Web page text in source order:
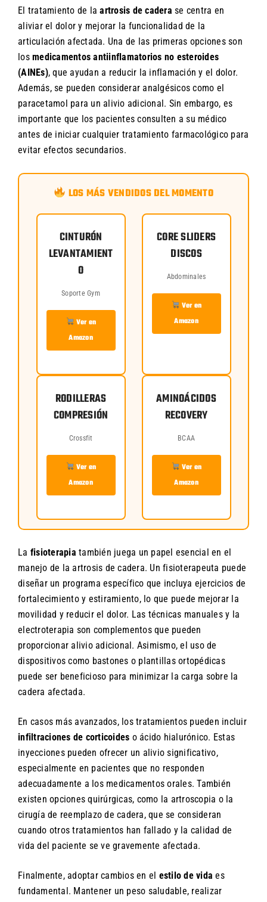
El tratamiento de laartrosis de cadera se centra en
aliviar el dolor y mejorar la funcionalidad de la
articulación afectada. Una de las primeras opciones son
los medicamentos antiinflamatorios no esteroides
(AINEs), que ayudan a reducir la inflamación y el dolor.
Además, se pueden considerar analgésicos como el
paracetamol para un alivio adicional. Sin embargo, es
importante que los pacientes consulten a su médico
antes de iniciar cualquier tratamiento farmacológico para
evitar efectos secundarios.
LOS MÁS VENDIDOS DEL MOMENTO
CINTURÓN
LEVANTAMIENT
O
Soporte Gym
Ver en
Amazon
CORE SLIDERS
DISCOS
Abdominales
Ver en
Amazon
RODILLERAS
COMPRESIÓN
Crossfit
Ver en
Amazon
AMINOÁCIDOS
RECOVERY
BCAA
Ver en
Amazon
La fisioterapia también juega un papel esencial en el
manejo de la artrosis de cadera. Un fisioterapeuta puede
diseñar un programa específico que incluya ejercicios de
fortalecimiento y estiramiento, lo que puede mejorar la
movilidad y reducir el dolor. Las técnicas manuales y la
electroterapia son complementos que pueden
proporcionar alivio adicional. Asimismo, el uso de
dispositivos como bastones o plantillas ortopédicas
puede ser beneficioso para minimizar la carga sobre la
cadera afectada.
En casos más avanzados, los tratamientos pueden incluir
infiltraciones de corticoides o ácido hialurónico. Estas
inyecciones pueden ofrecer un alivio significativo,
especialmente en pacientes que no responden
adecuadamente a los medicamentos orales. También
existen opciones quirúrgicas, como la artroscopia o la
cirugía de reemplazo de cadera, que se consideran
cuando otros tratamientos han fallado y la calidad de
vida del paciente se ve gravemente afectada.
Finalmente, adoptar cambios en el estilo de vida es
fundamental. Mantener un peso saludable, realizar